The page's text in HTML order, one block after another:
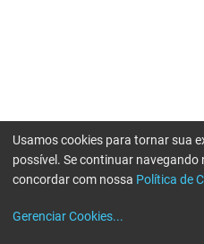
Usamos cookies para tornar sua
possível. Se continuar navegando
concordar com nossa Política de
Gerenciar Cookies...
Erro ao enviar informações, por